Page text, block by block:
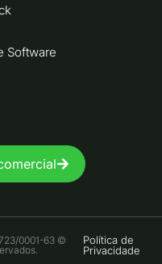
Software
0001-63 ©
Política de
Privacidade